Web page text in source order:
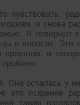
чувствовать,
и снова
Я повернул
в волосах.
и
Она осталась у
это искренне
таким